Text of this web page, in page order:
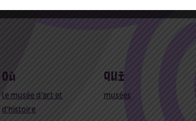
où
le musée d’art et
d’histoire
qui
musées